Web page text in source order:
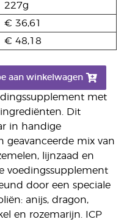
met
Dit
in handige
geavanceerde mix van
lijnzaad en
voedingssupplement
door een speciale
anijs, dragon,
en rozemarijn. ICP
227g
€ 36,61
€ 48,18
aan winkelwagen